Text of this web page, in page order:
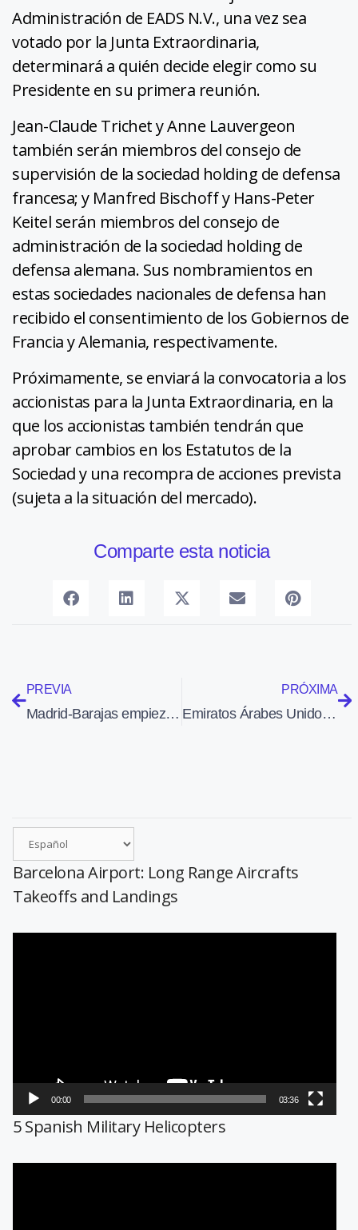
Administración de EADS N.V., una vez sea
votado por la Junta Extraordinaria,
determinará a quién decide elegir como su
Presidente en su primera reunión.
Jean-Claude Trichet y Anne Lauvergeon
también serán miembros del consejo de
supervisión de la sociedad holding de defensa
francesa; y Manfred Bischoff y Hans-Peter
Keitel serán miembros del consejo de
administración de la sociedad holding de
defensa alemana. Sus nombramientos en
estas sociedades nacionales de defensa han
recibido el consentimiento de los Gobiernos de
Francia y Alemania, respectivamente.
Próximamente, se enviará la convocatoria a los
accionistas para la Junta Extraordinaria, en la
que los accionistas también tendrán que
aprobar cambios en los Estatutos de la
Sociedad y una recompra de acciones prevista
(sujeta a la situación del mercado).
Comparte esta noticia
PREVIA
Madrid-Barajas empieza a acoger operaciones de aviación ejecutiva
PRÓXIMA
Emiratos Árabes Unidos recibe su primer tanquero A330 MRTT
Barcelona Airport: Long Range Aircrafts
Takeoffs and Landings
00:00 03:36
5 Spanish Military Helicopters